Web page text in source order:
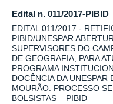
Edital n. 011/2017-PIBID
EDITAL 011/2017 -
PIBID/UNESPAR
SUPERVISORES DO
DE GEOGRAFIA, PARA
PROGRAMA
DOCÊNCIA DA
MOURÃO. PROCESSO
BOLSISTAS – PIBID